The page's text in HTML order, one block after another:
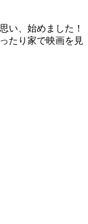
い、始めました！
たり家で映画を見